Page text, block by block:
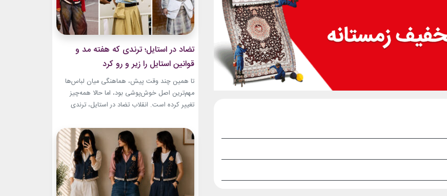
تضاد در استایل؛ ترندی که هفته مد و
قوانین استایل را زیر و رو کرد
تا همین چند وقت پیش، هماهنگی میان لباس‌ها
مهم‌ترین اصل خوش‌پوشی بود، اما حالا همه‌چیز
تغییر کرده است. انقلاب تضاد در استایل، ترندی
و بسیاری از رسانه‌های معتبر مد از آن به‌عنوان یکی از
مهم‌ترین نوآوری‌های دنیای فشن یاد می‌کنند. این
رویکرد، قرار نیست فقط یک...